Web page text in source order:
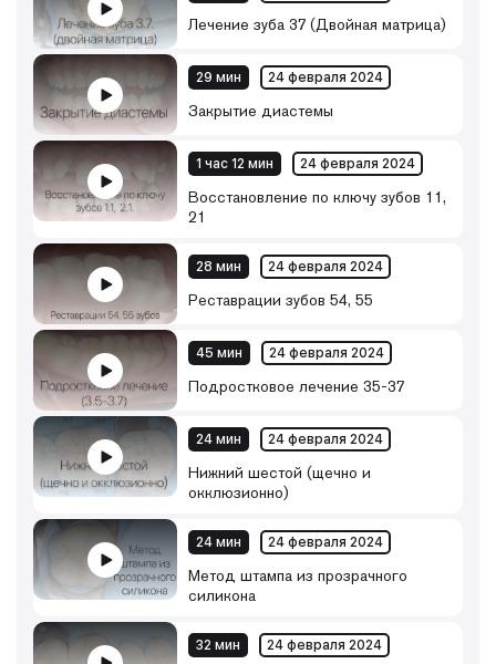
Лечение зуба 37 (Двойная матрица)
29 мин 24 февраля 2024
Закрытие диастемы
1 час 12 мин 24 февраля 2024
Восстановление по ключу зубов 11,
21
28 мин 24 февраля 2024
Реставрации зубов 54, 55
45 мин 24 февраля 2024
Подростковое лечение 35-37
24 мин 24 февраля 2024
Нижний шестой (щечно и
окклюзионно)
24 мин 24 февраля 2024
Метод штампа из прозрачного
силикона
32 мин 24 февраля 2024